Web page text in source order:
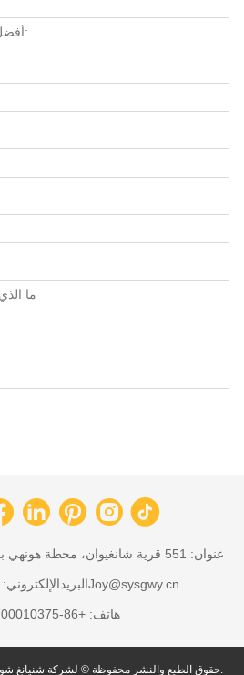
عنوان: 551 قرية شانغيوان، محطة هونهي بلدة شنيانغ لياونينغ الصين
البريدالإلكتروني:13700010375Joy@sysgwy.cn
هاتف: +86-13700010375
حقوق الطبع والنشر محفوظة © لشركة شنيانغ شوغوانغ للصناعة الشبكية المحدودة.